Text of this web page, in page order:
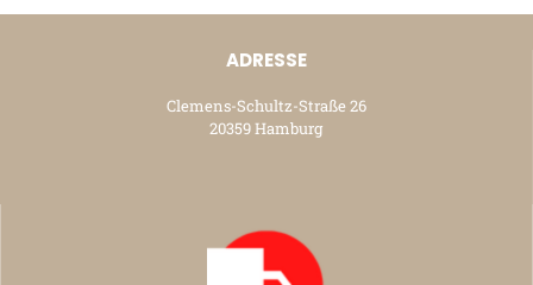
ADRESSE
Clemens-Schultz-Straße 26
20359 Hamburg